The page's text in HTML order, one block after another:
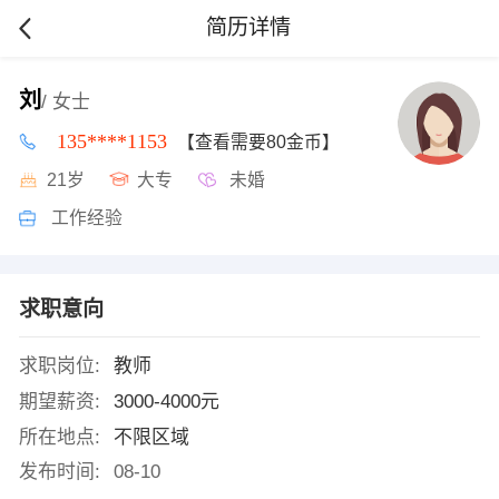
简历详情
刘 / 女士
135****1153 【查看需要80金币】
21岁 大专 未婚
工作经验
求职意向
求职岗位:
教师
期望薪资:
3000-4000元
所在地点:
不限区域
发布时间:
08-10